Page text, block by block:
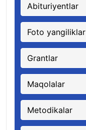
Abituriyentlar
Foto yangiliklar
Grantlar
Maqolalar
Metodikalar